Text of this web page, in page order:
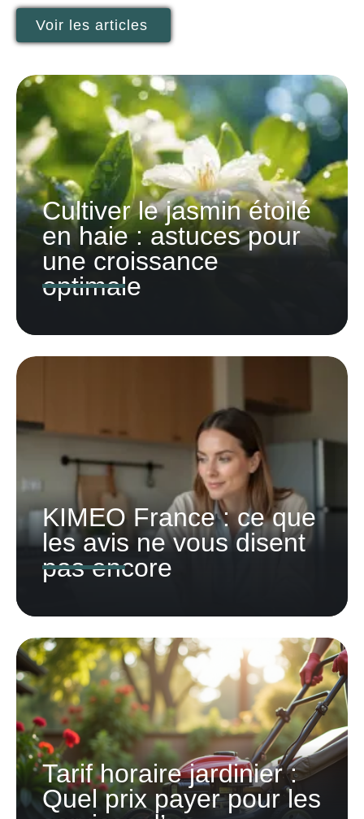
Voir les articles
Cultiver le jasmin étoilé
en haie : astuces pour
une croissance
optimale
KIMEO France : ce que
les avis ne vous disent
pas encore
Tarif horaire jardinier :
Quel prix payer pour les